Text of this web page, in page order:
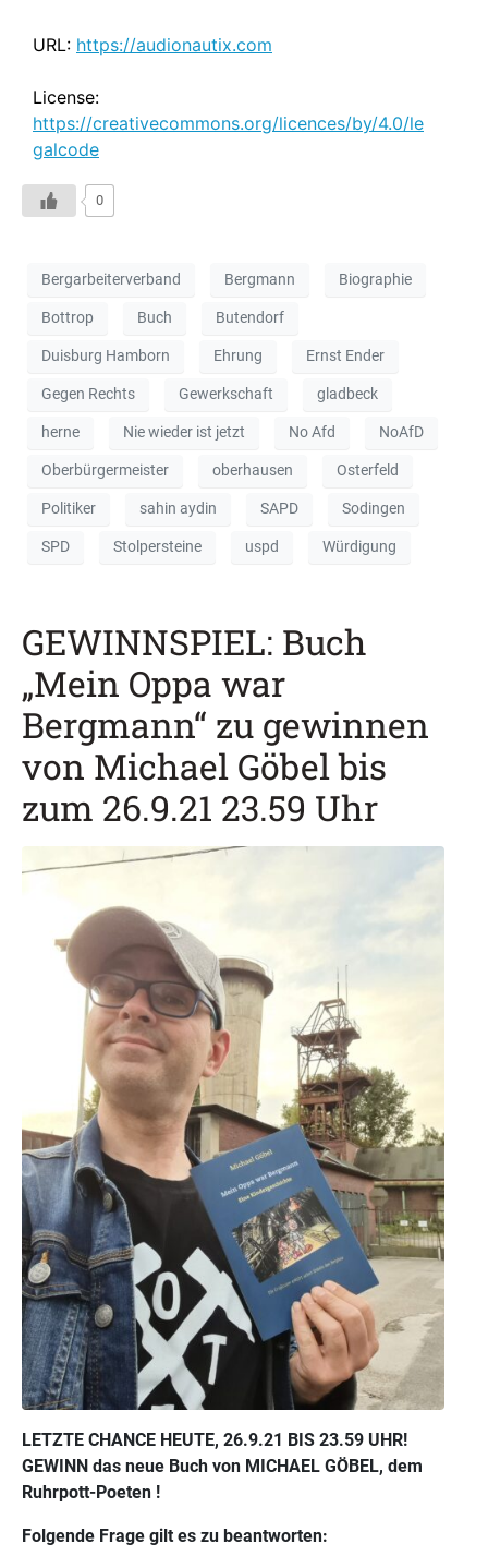
URL: https://audionautix.com
License:
https://creativecommons.org/licences/by/4.0/le
galcode
0
Bergarbeiterverband Bergmann Biographie
Bottrop Buch Butendorf
Duisburg Hamborn Ehrung Ernst Ender
Gegen Rechts Gewerkschaft gladbeck
herne Nie wieder ist jetzt No Afd NoAfD
Oberbürgermeister oberhausen Osterfeld
Politiker sahin aydin SAPD Sodingen
SPD Stolpersteine uspd Würdigung
GEWINNSPIEL: Buch
„Mein Oppa war
Bergmann“ zu gewinnen
von Michael Göbel bis
zum 26.9.21 23.59 Uhr
LETZTE CHANCE HEUTE, 26.9.21 BIS 23.59 UHR!
GEWINN das neue Buch von MICHAEL GÖBEL, dem
Ruhrpott-Poeten !
Folgende Frage gilt es zu beantworten: